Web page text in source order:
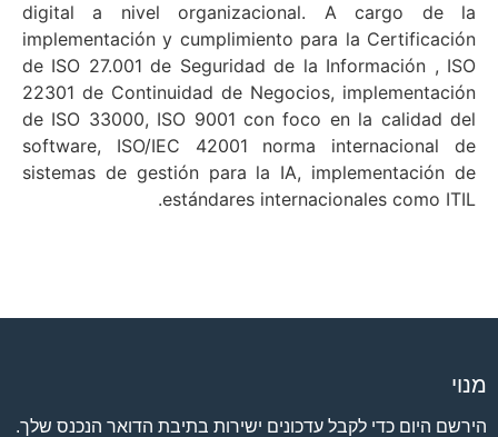
digital a nivel organizacional. A cargo de la
implementación y cumplimiento para la Certificación
de ISO 27.001 de Seguridad de la Información , ISO
22301 de Continuidad de Negocios, implementación
de ISO 33000, ISO 9001 con foco en la calidad del
software, ISO/IEC 42001 norma internacional de
sistemas de gestión para la IA, implementación de
estándares internacionales como ITIL.
מנוי
הירשם היום כדי לקבל עדכונים ישירות בתיבת הדואר הנכנס שלך.